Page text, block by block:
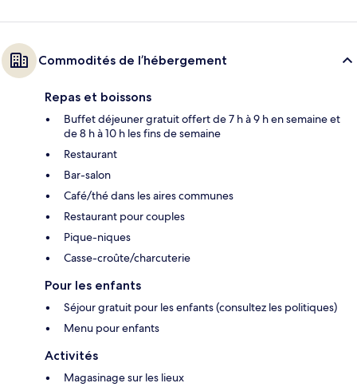
Commodités de l’hébergement
Repas et boissons
Buffet déjeuner gratuit offert de 7 h à 9 h en semaine et
de 8 h à 10 h les fins de semaine
Restaurant
Bar-salon
Café/thé dans les aires communes
Restaurant pour couples
Pique-niques
Casse-croûte/charcuterie
Pour les enfants
Séjour gratuit pour les enfants (consultez les politiques)
Menu pour enfants
Activités
Magasinage sur les lieux